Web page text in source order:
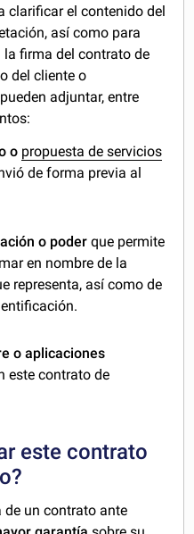
clarificar el contenido del
así como para
firma del contrato de
del cliente o
adjuntar, entre
o propuesta de servicios
de forma previa al
o poderque permite
en nombre de la
representa, así como de
o aplicaciones
este contrato de
este contrato
de un contrato ante